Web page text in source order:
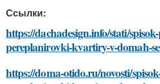
Ссылки:
https://dachadesign.info/stati/
pereplanirovki-kvartiry-v-domah-
https://doma-otido.ru/novosti/